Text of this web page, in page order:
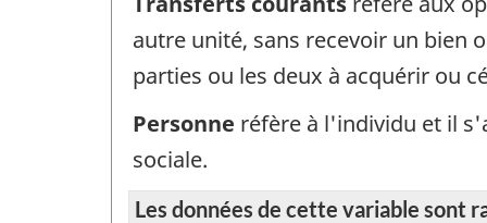
autre unité, sans recevoir un bien
parties ou les deux à acquérir ou
Personne réfère à l'individu et il
sociale.
Les données de cette variable sont